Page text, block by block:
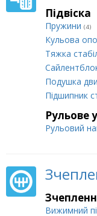
Підвіска
Пружини (4)
Кульова
Тяжка
Подушка
Підшипник
Рульове
Рульовий
Вижимний